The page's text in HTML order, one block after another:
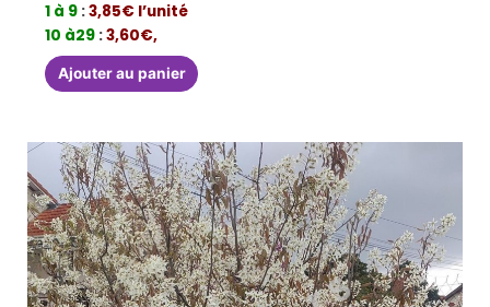
1 à 9 :3,85€ l’unité
10 à29 :3,60€,
Ajouter au panier